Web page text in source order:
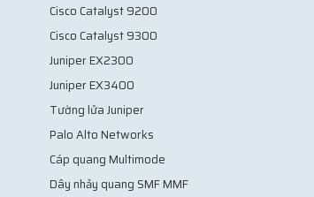
Cisco Catalyst 9200
Cisco Catalyst 9300
Juniper EX2300
Juniper EX3400
Tường lửa Juniper
Palo Alto Networks
Cáp quang Multimode
Dây nhảy quang SMF MMF